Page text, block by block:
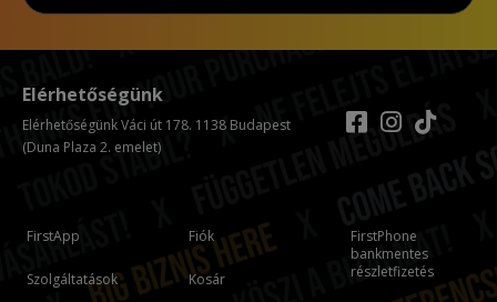
FirstApp
Szolgáltatások
Fiók
Kosár
FirstPhone
bankmentes
részletfizetés
Elérhetőségünk
Elérhetőségünk Váci út 178. 1138 Budapest
(Duna Plaza 2. emelet)